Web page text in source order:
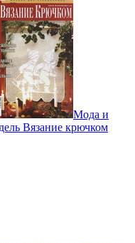
Мода и
Вязание крючком